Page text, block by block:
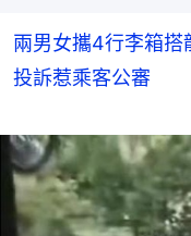
兩男女攜4行李箱
投訴惹乘客公審